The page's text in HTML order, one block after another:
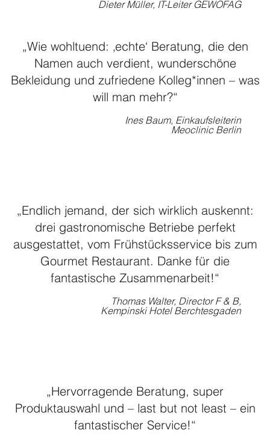
Dieter Müller, IT-Leiter GEWOFAG
„Wie wohltuend: ‚echte‘ Beratung, die den
Namen auch verdient, wunderschöne
Bekleidung und zufriedene Kolleg*innen – was
will man mehr?“
Ines Baum, Einkaufsleiterin
Meoclinic Berlin
„Endlich jemand, der sich wirklich auskennt:
drei gastronomische Betriebe perfekt
ausgestattet, vom Frühstücksservice bis zum
Gourmet Restaurant. Danke für die
fantastische Zusammenarbeit!“
Thomas Walter, Director F & B,
Kempinski Hotel Berchtesgaden
„Hervorragende Beratung, super
Produktauswahl und – last but not least – ein
fantastischer Service!“